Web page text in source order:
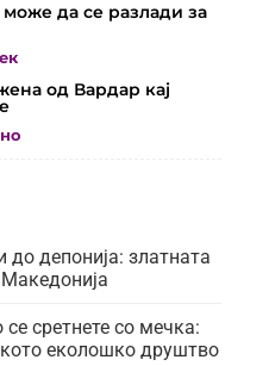
да се разлади за
од Вардар кај
депонија: златната
сретнете со мечка:
еколошко друштво